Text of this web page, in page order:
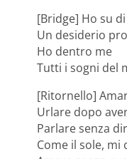
[Bridge] Ho su
Un desiderio
Ho dentro me
Tutti i sogni del
[Ritornello]
Urlare dopo
Parlare senza
Come il sole, mi